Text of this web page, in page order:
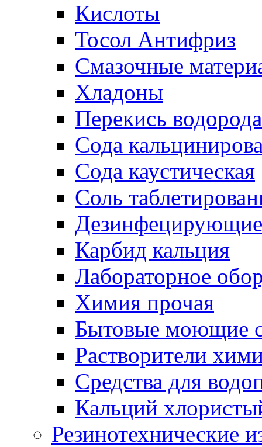
Кислоты
Тосол Антифриз
Смазочные
Хладоны
Перекись водорода
Сода
Сода каустическая
Соль
Дезинфецирующие
Карбид кальция
Лабораторное
Химия прочая
Бытовые моющие
Растворители
Средства для
Кальций
Резинотехнические